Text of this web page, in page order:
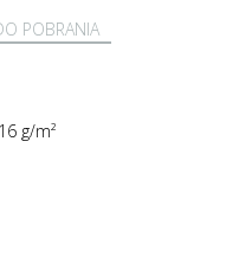
POBRANIA
g/m²